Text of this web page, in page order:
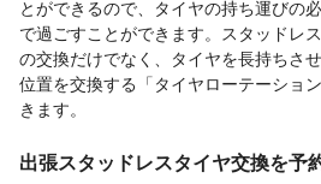
とができるので、タイヤの持ち運びの
で過ごすことができます。スタッドレ
の交換だけでなく、タイヤを長持ちさ
位置を交換する「タイヤローテーショ
きます。
出張スタッドレスタイヤ交換を予